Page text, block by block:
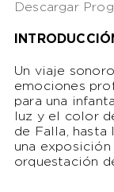
Descargar
Un viaje
emociones
para una
luz y el color
de Falla, hasta
una exposición
orquestación